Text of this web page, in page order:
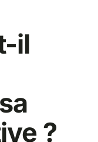
il
?